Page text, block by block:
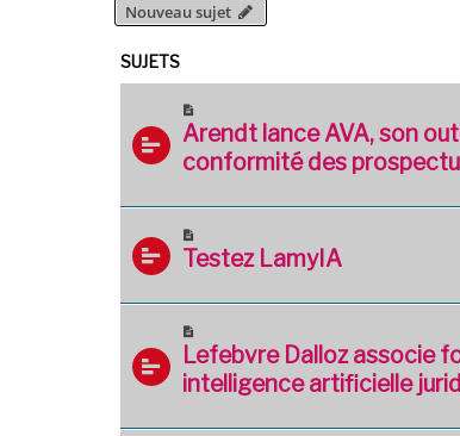
Nouveau sujet
SUJETS
Arendt lance AVA, son
conformité des
Testez LamyIA
Lefebvre Dalloz associe
intelligence artificielle